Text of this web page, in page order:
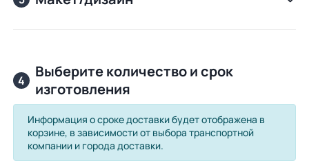
4
Выберите количество и срок
изготовления
Информация о сроке доставки будет отображена в
корзине, в зависимости от выбора транспортной
компании и города доставки.